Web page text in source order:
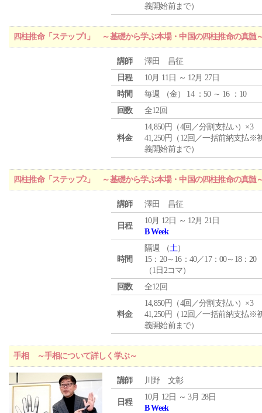
義開始前まで）
四柱推命「ステップ1」 ～基礎から学ぶ本場・中国の四柱推命の真髄
講師
澤田 昌征
日程
10月 11日 ～ 12月 27日
時間
毎週 （金） 14 ：50 ～ 16 ：10
回数
全12回
料金
14,850円（4回／分割支払い）×3
41,250円（12回／一括前納支払※
義開始前まで）
四柱推命「ステップ2」 ～基礎から学ぶ本場・中国の四柱推命の真髄
講師 澤田 昌征
日程
10月 12日 ～ 12月 21日
B Week
時間
隔週 （土）
15：20～16：40／17：00～18：20
（1日2コマ）
回数
全12回
料金
14,850円（4回／分割支払い）×3
41,250円（12回／一括前納支払※
義開始前まで）
手相 ～手相について詳しく学ぶ～
講師 川野 文彰
日程
10月 12日 ～ 3月 28日
B Week